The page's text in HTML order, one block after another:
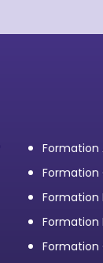
Formation
efficacité
Formation
démarche
Formation